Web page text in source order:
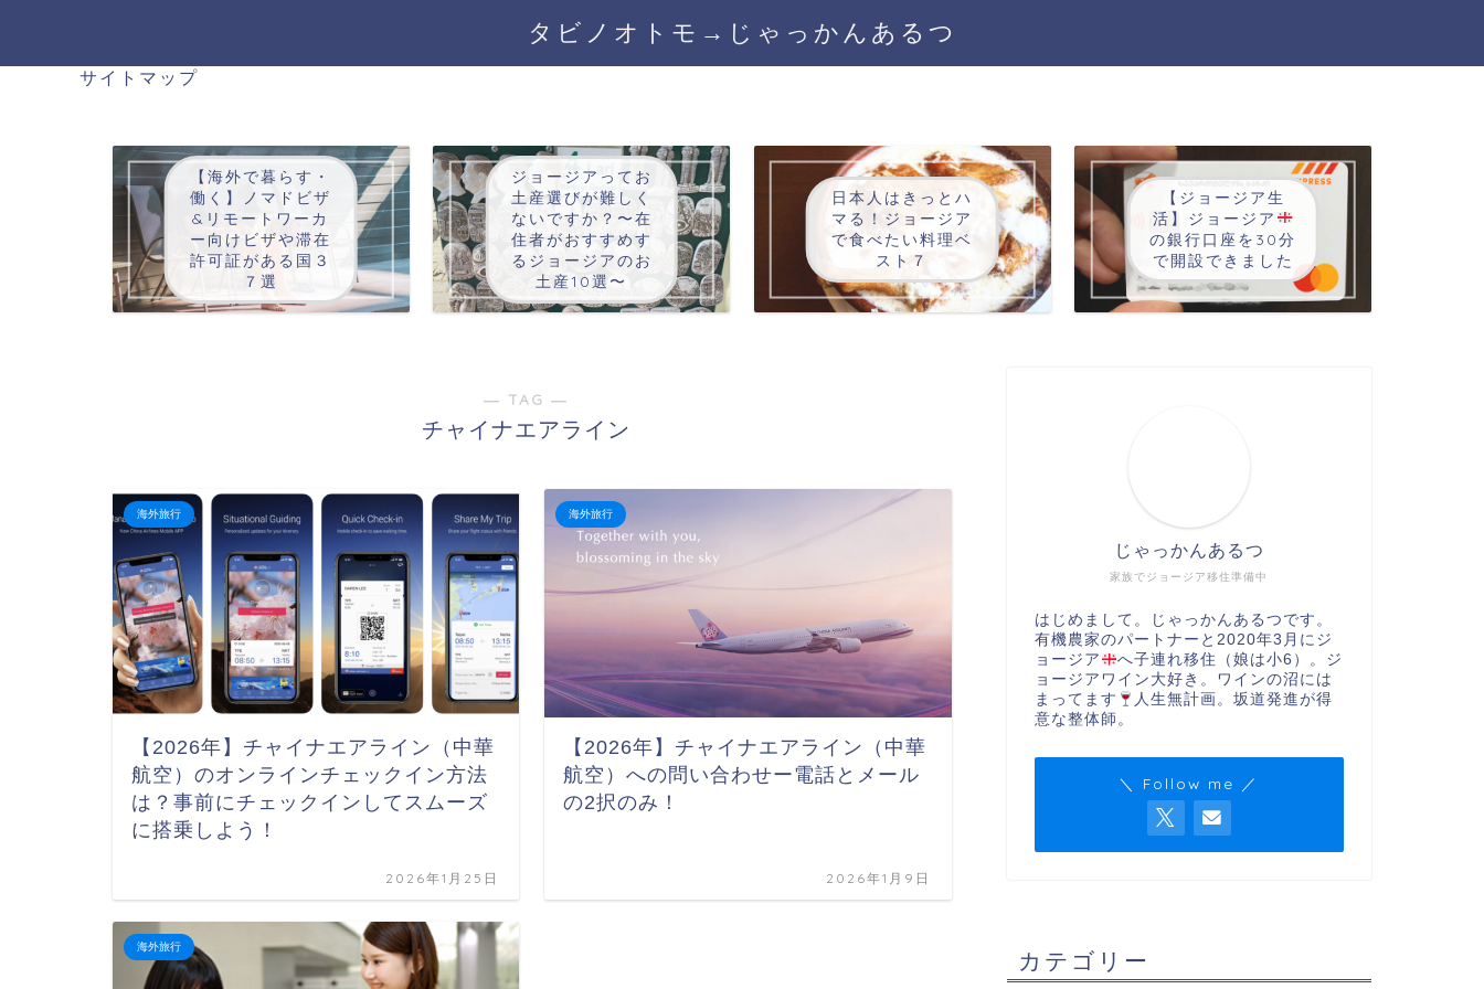
タビノオトモ→じゃっかんあるつ
サイトマップ
【海外で暮らす・
働く】ノマドビザ
&リモートワーカ
ー向けビザや滞在
許可証がある国３
７選
ジョージアってお
土産選びが難しく
ないですか？〜在
住者がおすすめす
るジョージアのお
土産10選〜
日本人はきっとハ
マる！ジョージア
で食べたい料理ベ
スト７
【ジョージア生
活】ジョージア
の銀行口座を30分
で開設できました
― TAG ―
チャイナエアライン
海外旅行
【2026年】チャイナエアライン（中華
航空）のオンラインチェックイン方法
は？事前にチェックインしてスムーズ
に搭乗しよう！
2026年1月25日
海外旅行
【2026年】チャイナエアライン（中華
航空）への問い合わせー電話とメール
の2択のみ！
2026年1月9日
海外旅行
家族でジョージア移住準備中
じゃっかんあるつ
はじめまして。じゃっかんあるつです。
有機農家のパートナーと2020年3月にジ
ョージア
へ子連れ移住（娘は小6）。ジ
ョージアワイン大好き。ワインの沼には
まってます
人生無計画。坂道発進が得
意な整体師。
＼ Follow me ／
カテゴリー